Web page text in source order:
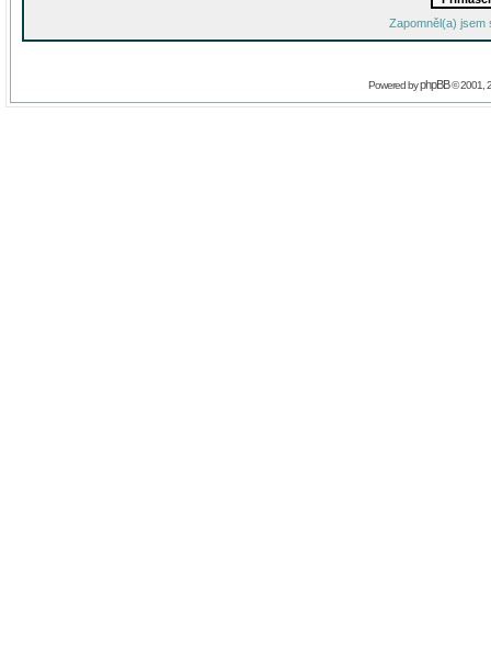
Zapomněl(a) jsem
Powered byphpBB© 2001,